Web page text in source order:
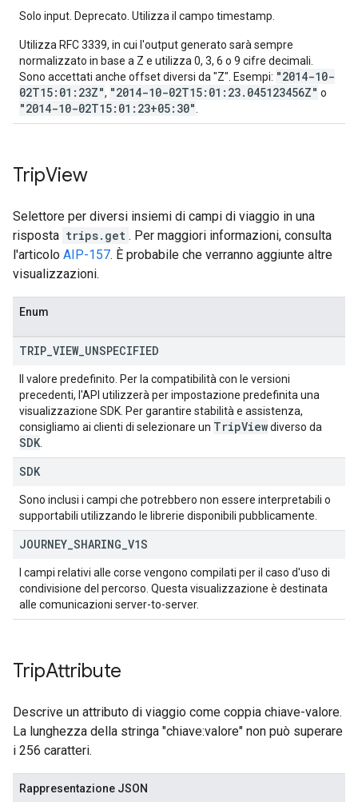
Solo input. Deprecato. Utilizza il campo timestamp.
Utilizza RFC 3339, in cui l'output generato sarà sempre
normalizzato in base a Z e utilizza 0, 3, 6 o 9 cifre decimali.
Sono accettati anche offset diversi da "Z". Esempi: "2014-10-
02T15:01:23Z", "2014-10-02T15:01:23.045123456Z" o
"2014-10-02T15:01:23+05:30"
TripView
Selettore per diversi insiemi di campi di viaggio in una
risposta trips.get . Per maggiori informazioni, consulta
l'articolo AIP-157. È probabile che verranno aggiunte altre
visualizzazioni.
Enum
TRIP VIEW_ UNSPECIFIED
Il valore predefinito. Per la compatibilità con le versioni
precedenti, l'API utilizzerà per impostazione predefinita una
visualizzazione SDK. Per garantire stabilità e assistenza,
consigliamo ai clienti di selezionare un TripViewdiverso da
SDK
SDK
Sono inclusi i campi che potrebbero non essere interpretabili o
supportabili utilizzando le librerie disponibili pubblicamente.
JOURNEY SHARING V1S
I campi relativi alle corse vengono compilati per il caso d'uso di
condivisione del percorso. Questa visualizzazione è destinata
alle comunicazioni server-to-server.
TripAttribute
Descrive un attributo di viaggio come coppia chiave-valore.
La lunghezza della stringa "chiave:valore" non può superare
i 256 caratteri.
Rappresentazione JSON